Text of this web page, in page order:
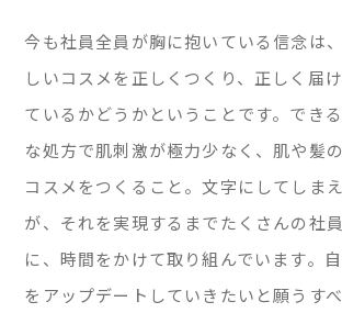
今も社員全員が胸に抱いている信念は
しいコスメを正しくつくり、正しく届
ているかどうかということです。でき
な処方で肌刺激が極力少なく、肌や髪
コスメをつくること。文字にしてしま
が、それを実現するまでたくさんの社
に、時間をかけて取り組んでいます。
をアップデートしていきたいと願うす